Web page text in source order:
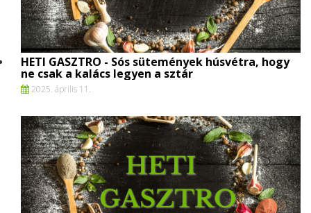
HETI GASZTRO - Sós sütemények húsvétra, hogy
ne csak a kalács legyen a sztár
2025. április 11.